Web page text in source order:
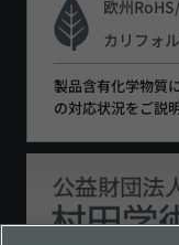
欧州
カリフォ
製品含有化学物質
の対応状況をご説